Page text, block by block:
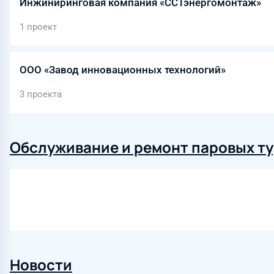
Инжиниринговая компания «ССТэнергомонтаж»
1 проект
ООО «Завод инновационных технологий»
3 проекта
Обслуживание и ремонт паровых
Новости